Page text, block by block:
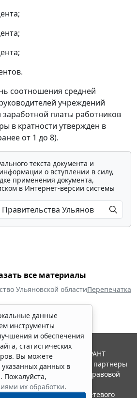
соотношения средней
учреждений
заработной платы работников
в кратности утвержден в
от 1 до 8).
текста документа и
о вступлении в силу,
применения документа,
в Интернет-версии системы
все материалы
Ульяновской областиПерепечатка
данные
инструменты
и обеспечения
статистических
Вы можете
указанных данных в
Пожалуйста,
их обработки.
2026. Система ГАРАНТ
Компания "Гарант" и ее партнеры
Российской ассоциации правовой
в качестве сетевого